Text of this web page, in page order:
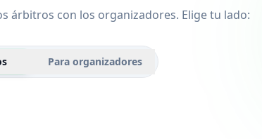
árbitros con los organizadores. Elige tu lado:
Para organizadores